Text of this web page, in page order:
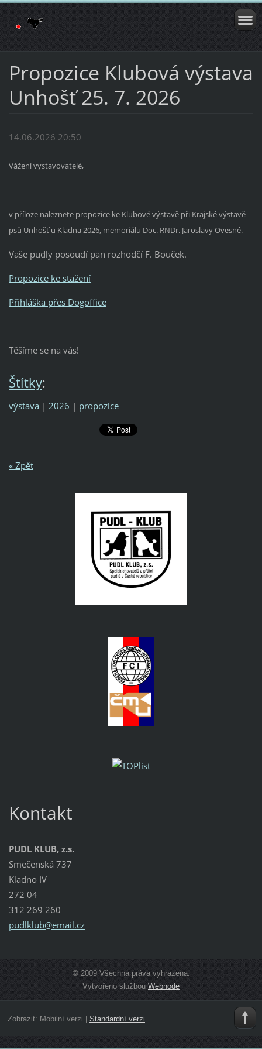
Propozice Klubová výstava
Unhošť 25. 7. 2026
14.06.2026 20:50
Vážení vystavovatelé,
v příloze naleznete propozice ke Klubové výstavě při Krajské výstavě
psů Unhošť u Kladna 2026, memoriálu Doc. RNDr. Jaroslavy Ovesné.
Vaše pudly posoudí pan rozhodčí F. Bouček.
Propozice ke stažení
Přihláška přes Dogoffice
Těšíme se na vás!
Štítky:
výstava | 2026 | propozice
« Zpět
Kontakt
PUDL KLUB, z.s.
Smečenská 737
Kladno IV
272 04
312 269 260
pudlklub@email.cz
© 2009 Všechna práva vyhrazena.
Vytvořeno službou Webnode
Zobrazit: Mobilní verzi Standardní verzi